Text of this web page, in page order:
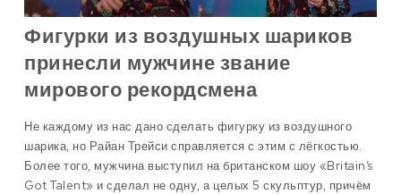
Фигурки из воздушных шариков
принесли мужчине звание
мирового рекордсмена
Не каждому из нас дано сделать фигурку из воздушного
шарика, но Райан Трейси справляется с этим с лёгкостью.
Более того, мужчина выступил на британском шоу «Britain’s
Got Talent» и сделал не одну, а целых 5 скульптур, причём